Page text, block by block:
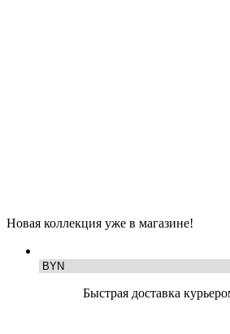
Новая коллекция уже в магазине!
Быстрая доставка